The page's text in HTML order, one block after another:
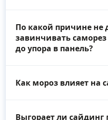
По какой причине не
завинчивать
до упора в панель?
Как мороз влияет на
Выгорает ли сайдинг